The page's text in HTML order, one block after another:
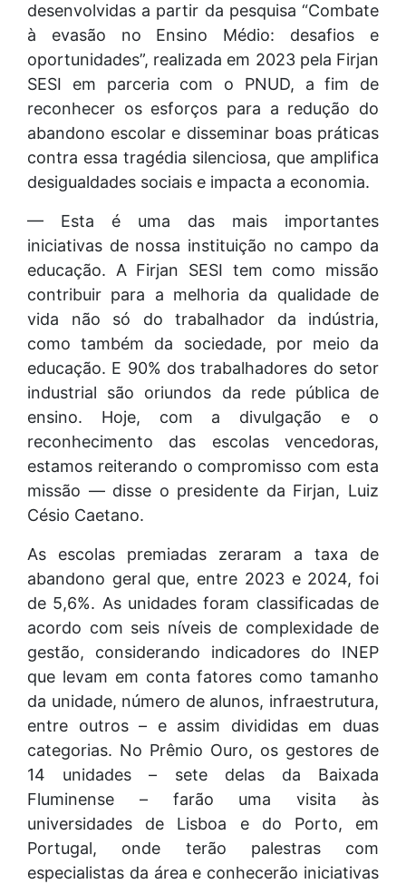
desenvolvidas a partir da pesquisa “Combate
à evasão no Ensino Médio: desafios e
oportunidades”, realizada em 2023 pela Firjan
SESI em parceria com o PNUD, a fim de
reconhecer os esforços para a redução do
abandono escolar e disseminar boas práticas
contra essa tragédia silenciosa, que amplifica
desigualdades sociais e impacta a economia.
— Esta é uma das mais importantes
iniciativas de nossa instituição no campo da
educação. A Firjan SESI tem como missão
contribuir para a melhoria da qualidade de
vida não só do trabalhador da indústria,
como também da sociedade, por meio da
educação. E 90% dos trabalhadores do setor
industrial são oriundos da rede pública de
ensino. Hoje, com a divulgação e o
reconhecimento das escolas vencedoras,
estamos reiterando o compromisso com esta
missão — disse o presidente da Firjan, Luiz
Césio Caetano.
As escolas premiadas zeraram a taxa de
abandono geral que, entre 2023 e 2024, foi
de 5,6%. As unidades foram classificadas de
acordo com seis níveis de complexidade de
gestão, considerando indicadores do INEP
que levam em conta fatores como tamanho
da unidade, número de alunos, infraestrutura,
entre outros – e assim divididas em duas
categorias. No Prêmio Ouro, os gestores de
14 unidades – sete delas da Baixada
Fluminense – farão uma visita às
universidades de Lisboa e do Porto, em
Portugal, onde terão palestras com
especialistas da área e conhecerão iniciativas